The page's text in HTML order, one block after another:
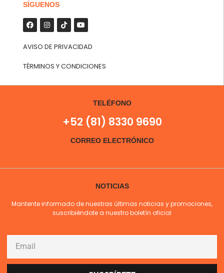
SÍGUENOS
AVISO DE PRIVACIDAD
TÉRMINOS Y CONDICIONES
TELÉFONO
+52 (81) 8330 9690
CORREO ELECTRÓNICO
NOTICIAS
Mantente informado de nuestras últimas noticias y promociones,
suscribiéndote a nuestro boletín oficial